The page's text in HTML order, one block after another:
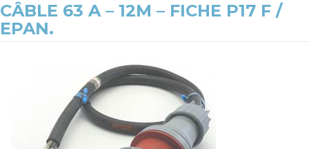
CÂBLE 63 A – 12M – FICHE P17 F /
EPAN.